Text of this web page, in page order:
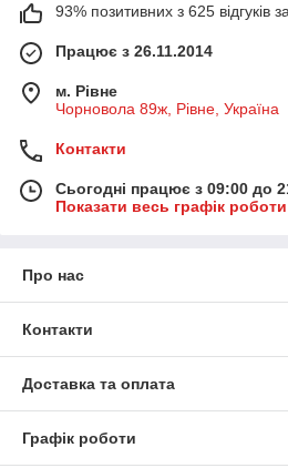
93% позитивних з 625 відгуків
Працює з 26.11.2014
м. Рівне
Чорновола 89ж, Рівне, Україна
Контакти
Сьогодні працює з 09:00 до
Показати весь графік роботи
Про нас
Контакти
Доставка та оплата
Графік роботи